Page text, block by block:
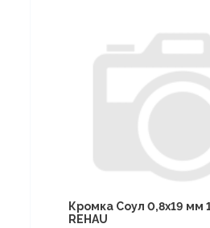
Кромка Соул 0,8х19 мм
REHAU